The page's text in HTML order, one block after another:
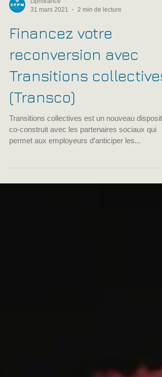
2 min de lecture
Financez votre
reconversion avec
Transitions collectives
(Transco)
Transitions collectives est un nouveau dispositif
co-construit avec les partenaires sociaux qui